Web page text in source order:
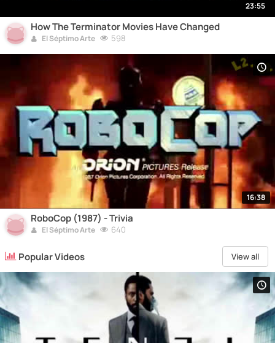
23:55
How The Terminator Movies Have Changed
El Séptimo Arte 598
16:38
RoboCop (1987) - Trivia
El Séptimo Arte 640
Popular Videos View all